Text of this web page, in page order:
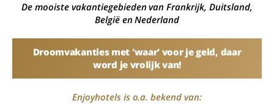
De mooiste vakantiegebieden van Frankrijk, Duitsland,
België en Nederland
Droomvakanties met 'waar' voor je geld, daar
word je vrolijk van!
Enjoyhotels is o.a. bekend van: